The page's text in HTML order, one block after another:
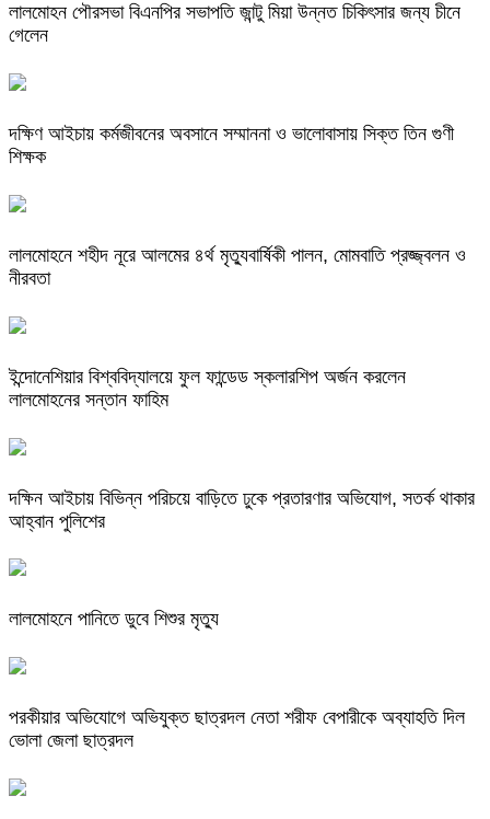
লালমোহন পৌরসভা বিএনপির সভাপতি জান্টু মিয়া উন্নত চিকিৎসার জন্য চীনে
গেলেন
দক্ষিণ আইচায় কর্মজীবনের অবসানে সম্মাননা ও ভালোবাসায় সিক্ত তিন গুণী
শিক্ষক
লালমোহনে শহীদ নূরে আলমের ৪র্থ মৃত্যুবার্ষিকী পালন, মোমবাতি প্রজ্জ্বলন ও
নীরবতা
ইন্দোনেশিয়ার বিশ্ববিদ্যালয়ে ফুল ফান্ডেড স্কলারশিপ অর্জন করলেন
লালমোহনের সন্তান ফাহিম
দক্ষিন আইচায় ‎বিভিন্ন পরিচয়ে বাড়িতে ঢুকে প্রতারণার অভিযোগ, সতর্ক থাকার
আহ্বান পুলিশের
লালমোহনে পানিতে ডুবে শিশুর মৃত্যু
পরকীয়ার অভিযোগে অভিযুক্ত ছাত্রদল নেতা শরীফ বেপারীকে অব্যাহতি দিল
ভোলা জেলা ছাত্রদল